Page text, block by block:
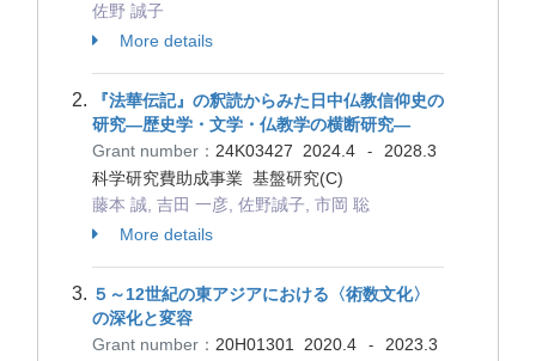
佐野 誠子
More details
『法華伝記』の釈読からみた日中仏教信仰史の
研究―歴史学・文学・仏教学の横断研究―
Grant number： 24K03427 2024.4 -
2028.3
科学研究費助成事業 基盤研究(C)
藤本 誠, 吉田 一彦, 佐野誠子, 市岡 聡
More details
５～12世紀の東アジアにおける〈術数文化〉
の深化と変容
Grant number： 20H01301 2020.4 -
2023.3